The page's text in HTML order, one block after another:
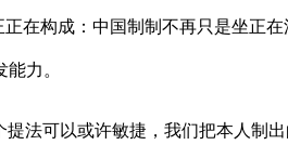
构成：中国制制不再只是坐正
力。
可以或许敏捷，我们把本人制